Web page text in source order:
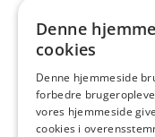
Denne
cookies
Denne hjemmeside
forbedre
vores hjemmeside
cookies i